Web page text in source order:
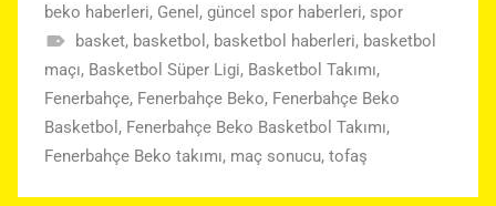
beko haberleri, Genel , güncel spor haberleri, spor
basket, basketbol , basketbol haberleri, basketbol
maçı, Basketbol Süper Ligi, Basketbol Takımı,
Fenerbahçe, Fenerbahçe Beko, Fenerbahçe Beko
Basketbol , Fenerbahçe Beko Basketbol Takımı,
Fenerbahçe Beko takımı, maç sonucu, tofaş